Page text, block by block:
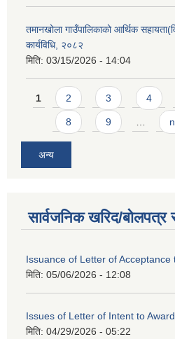
तमानखोला गाउँपालिकाको आर्थिक
कार्यविधि, २०८२
मिति: 03/15/2026 - 14:04
Pages
1 2 3 4
8 9 …
अन्य
सार्वजनिक खरिद/बोलपत्र
Issuance of Letter of Acceptance
मिति: 05/06/2026 - 12:08
Issues of Letter of Intent to
मिति: 04/29/2026 - 05:22